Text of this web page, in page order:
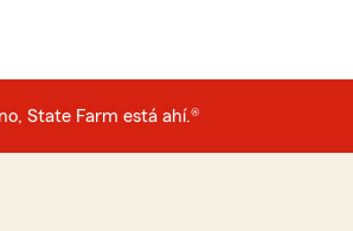
State Farm está ahí.®